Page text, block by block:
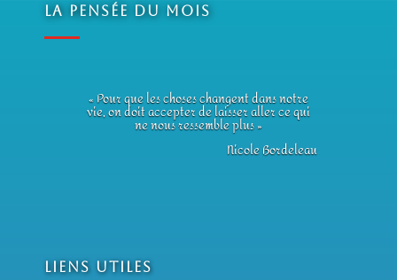
La Pensée du Mois
« Pour que les choses changent dans notre
vie, on doit accepter de laisser aller ce qui
ne nous ressemble plus »
Nicole Bordeleau
Liens utiles